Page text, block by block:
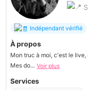
Indépendant vérifié
À propos
Mon truc à moi, c'est le
Mes do... Voir plus
Services